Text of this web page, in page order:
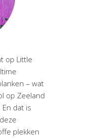
op Little
– wat
op Zeeland
dat is
plekken